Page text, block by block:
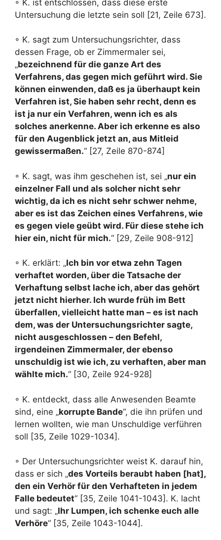
◦ K. ist entschlossen, dass diese erste
Untersuchung die letzte sein soll [21, Zeile 673].
◦ K. sagt zum Untersuchungsrichter, dass
dessen Frage, ob er Zimmermaler sei,
„bezeichnend für die ganze Art des
Verfahrens, das gegen mich geführt wird. Sie
können einwenden, daß es ja überhaupt kein
Verfahren ist, Sie haben sehr recht, denn es
ist ja nur ein Verfahren, wenn ich es als
solches anerkenne. Aber ich erkenne es also
für den Augenblick jetzt an, aus Mitleid
gewissermaßen.“ [27, Zeile 870-874]
◦ K. sagt, was ihm geschehen ist, sei „nur ein
einzelner Fall und als solcher nicht sehr
wichtig, da ich es nicht sehr schwer nehme,
aber es ist das Zeichen eines Verfahrens, wie
es gegen viele geübt wird. Für diese stehe ich
hier ein, nicht für mich.“ [29, Zeile 908-912]
◦ K. erklärt: „Ich bin vor etwa zehn Tagen
verhaftet worden, über die Tatsache der
Verhaftung selbst lache ich, aber das gehört
jetzt nicht hierher. Ich wurde früh im Bett
überfallen, vielleicht hatte man – es ist nach
dem, was der Untersuchungsrichter sagte,
nicht ausgeschlossen – den Befehl,
irgendeinen Zimmermaler, der ebenso
unschuldig ist wie ich, zu verhaften, aber man
wählte mich.“ [30, Zeile 924-928]
◦ K. entdeckt, dass alle Anwesenden Beamte
sind, eine „korrupte Bande“, die ihn prüfen und
lernen wollten, wie man Unschuldige verführen
soll [35, Zeile 1029-1034].
◦ Der Untersuchungsrichter weist K. darauf hin,
dass er sich „des Vorteils beraubt haben [hat],
den ein Verhör für den Verhafteten in jedem
Falle bedeutet“ [35, Zeile 1041-1043]. K. lacht
und sagt: „Ihr Lumpen, ich schenke euch alle
Verhöre“ [35, Zeile 1043-1044].